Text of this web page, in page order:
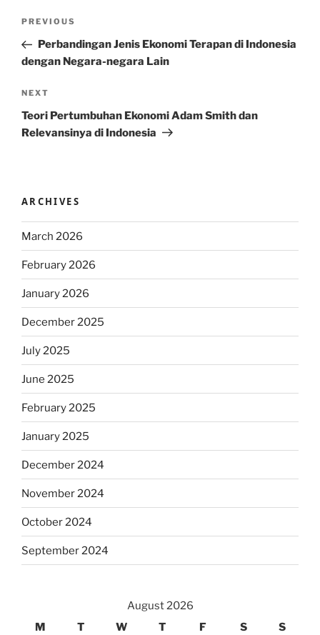
Previous
Post
PREVIOUS
Perbandingan Jenis Ekonomi Terapan di Indonesia
dengan Negara-negara Lain
Next
Post
NEXT
Teori Pertumbuhan Ekonomi Adam Smith dan
Relevansinya di Indonesia
ARCHIVES
March 2026
February 2026
January 2026
December 2025
July 2025
June 2025
February 2025
January 2025
December 2024
November 2024
October 2024
September 2024
August 2026
M
T W T F S S